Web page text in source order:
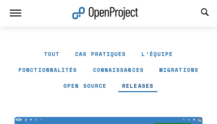
TOUT CAS PRATIQUES L'ÉQUIPE
FONCTIONNALITÉS CONNAISSANCES MIGRATIONS
OPEN SOURCE RELEASES
Ouvrir le lien dans un nouvel onglet